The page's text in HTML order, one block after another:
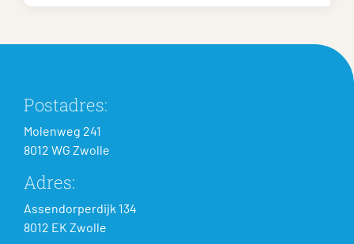
Postadres:
Molenweg 241
8012 WG Zwolle
Adres:
Assendorperdijk 134
8012 EK Zwolle